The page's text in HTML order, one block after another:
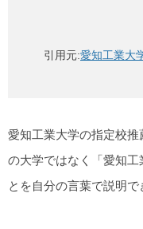
引用元:愛知工業大
愛知工業大学の指定校
の大学ではなく「愛知
とを自分の言葉で説明で